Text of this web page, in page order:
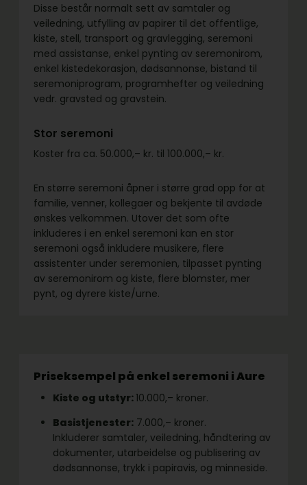
Disse består normalt sett av samtaler og
veiledning, utfylling av papirer til det offentlige,
kiste, stell, transport og gravlegging, seremoni
med assistanse, enkel pynting av seremonirom,
enkel kistedekorasjon, dødsannonse, bistand til
seremoniprogram, programhefter og veiledning
vedr. gravsted og gravstein.
Stor seremoni
Koster fra ca. 50.000,– kr. til 100.000,– kr.
En større seremoni åpner i større grad opp for at
familie, venner, kollegaer og bekjente til avdøde
ønskes velkommen. Utover det som ofte
inkluderes i en enkel seremoni kan en stor
seremoni også inkludere musikere, flere
assistenter under seremonien, tilpasset pynting
av seremonirom og kiste, flere blomster, mer
pynt, og dyrere kiste/urne.
Priseksempel på enkel seremoni i Aure
Kiste og utstyr:10.000,– kroner.
Basistjenester: 7.000,– kroner.
Inkluderer samtaler, veiledning, håndtering av
dokumenter, utarbeidelse og publisering av
dødsannonse, trykk i papiravis, og minneside.